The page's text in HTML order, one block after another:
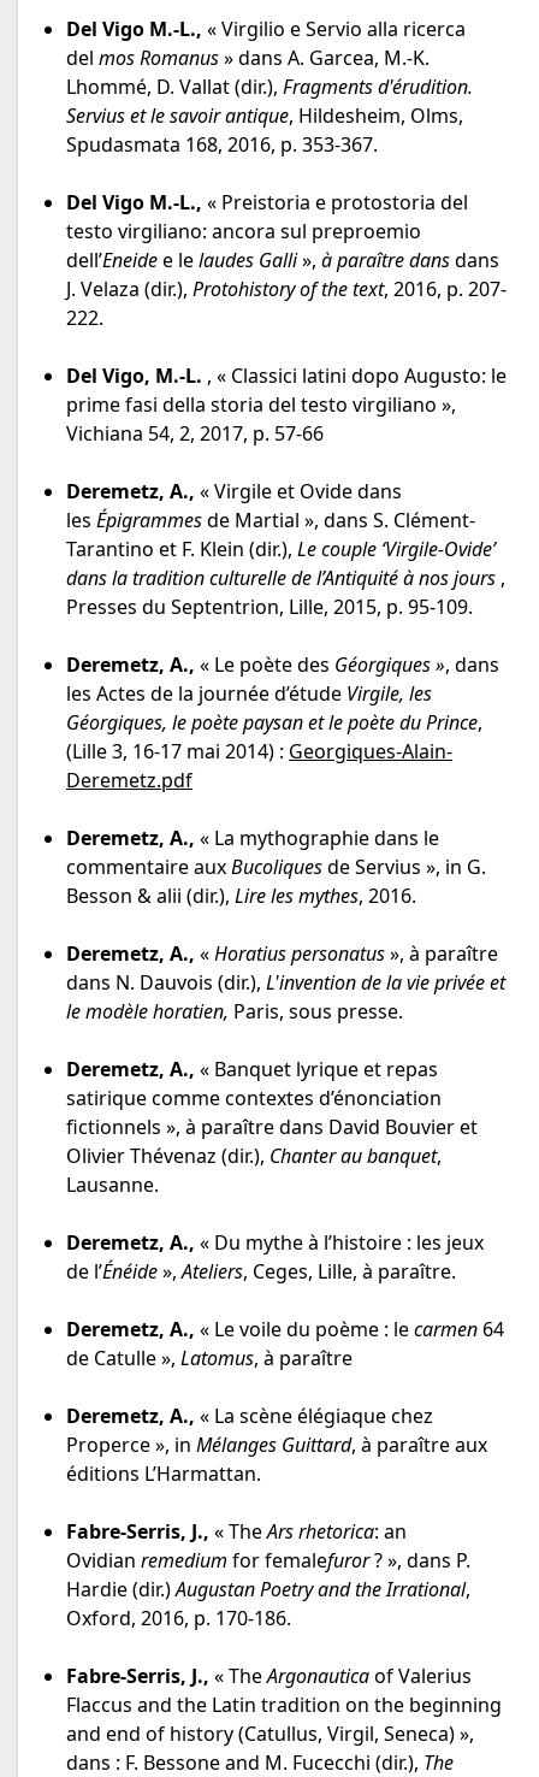
Del Vigo M.-L., « Virgilio e Servio alla ricerca
del mos Romanus» dans A. Garcea, M.‑K.
Lhommé, D. Vallat (dir.), Fragments d'érudition.
Servius et le savoir antique, Hildesheim, Olms,
Spudasmata 168, 2016, p. 353-367.
Del Vigo M.-L., « Preistoria e protostoria del
testo virgiliano: ancora sul preproemio
dell’Eneidee lelaudes Galli», à paraître dansdans
J. Velaza (dir.), Protohistory of the text, 2016, p. 207-
222.
Del Vigo, M.-L. , « Classici latini dopo Augusto: le
prime fasi della storia del testo virgiliano »,
Vichiana 54, 2, 2017, p. 57-66
Deremetz, A., « Virgile et Ovide dans
les Épigrammesde Martial », dans S. Clément-
Tarantino et F. Klein (dir.), Le couple ‘Virgile-Ovide’
dans la tradition culturelle de l’Antiquité à nos jours ,
Presses du Septentrion, Lille, 2015, p. 95-109.
Deremetz, A., « Le poète des Géorgiques », dans
les Actes de la journée d’étude Virgile, les
Géorgiques, le poète paysan et le poète du Prince,
(Lille 3, 16-17 mai 2014) : Georgiques-Alain-
Deremetz.pdf
Deremetz, A., « La mythographie dans le
commentaire auxBucoliquesde Servius », in G.
Besson & alii (dir.), Lire les mythes, 2016.
Deremetz, A., «Horatius personatus», à paraître
dans N. Dauvois (dir.), L'invention de la vie privée et
le modèle horatien, Paris, sous presse.
Deremetz, A., « Banquet lyrique et repas
satirique comme contextes d’énonciation
fictionnels », à paraître dans David Bouvier et
Olivier Thévenaz (dir.), Chanter au banquet,
Lausanne.
Deremetz, A., « Du mythe à l’histoire : les jeux
de l’Énéide»,Ateliers, Ceges, Lille, à paraître.
Deremetz, A., « Le voile du poème : lecarmen 64
de Catulle », Latomus, à paraître
Deremetz, A., « La scène élégiaque chez
Properce », in Mélanges Guittard, à paraître aux
éditions L’Harmattan.
Fabre-Serris, J., « TheArs rhetorica: an
Ovidian remedium for femalefuror? », dans P.
Hardie (dir.)Augustan Poetry and the Irrational,
Oxford, 2016, p. 170-186.
Fabre-Serris, J., « TheArgonauticaof Valerius
Flaccus and the Latin tradition on the beginning
and end of history (Catullus, Virgil, Seneca) »,
dans : F. Bessone and M. Fucecchi (dir.), The